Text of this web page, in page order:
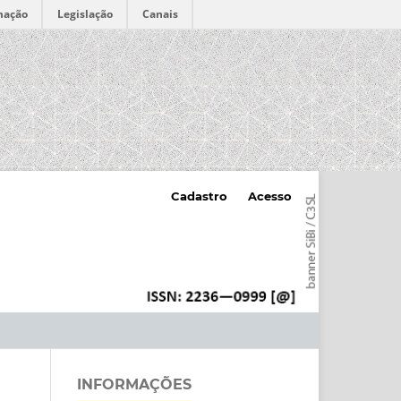
Legislação Canais
Cadastro Acesso
INFORMAÇÕES